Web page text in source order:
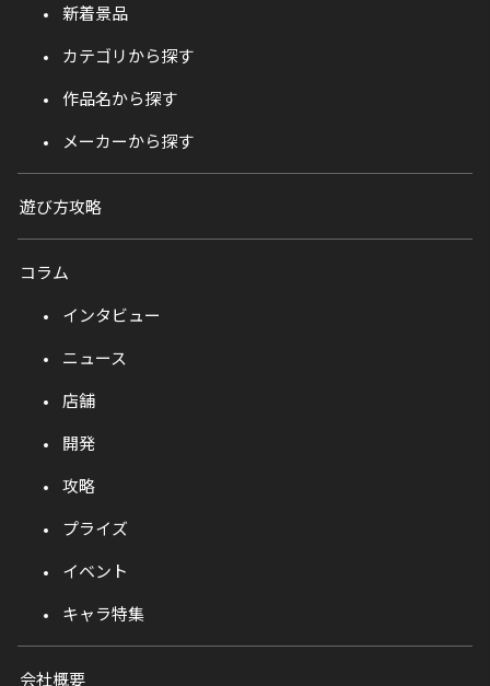
新着景品
カテゴリから探す
作品名から探す
メーカーから探す
遊び方攻略
コラム
インタビュー
ニュース
店舗
開発
攻略
プライズ
イベント
キャラ特集
会社概要